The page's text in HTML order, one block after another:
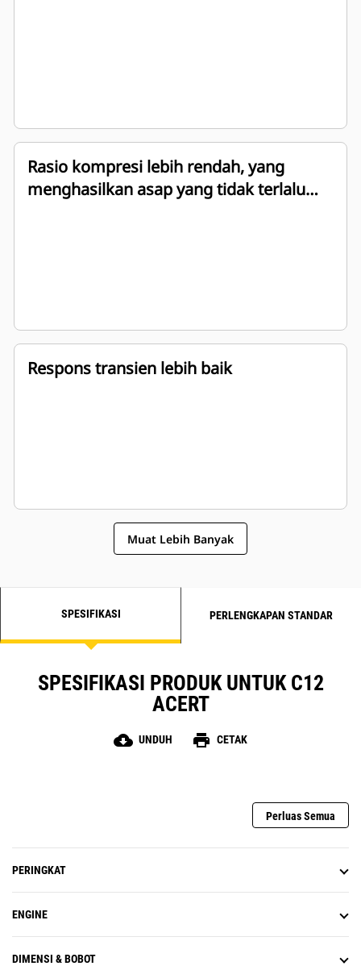
Rasio kompresi lebih rendah, yang
menghasilkan asap yang tidak terlalu
Respons transien lebih baik
Muat Lebih Banyak
SPESIFIKASI PERLENGKAPAN STANDAR
SPESIFIKASI PRODUK UNTUK C12
ACERT
cloud_download UNDUH print CETAK
Perluas Semua
PERINGKAT
ENGINE
DIMENSI & BOBOT